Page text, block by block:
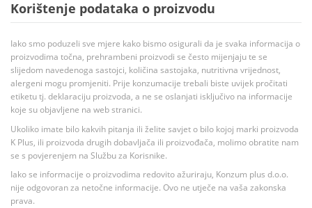
Korištenje podataka o proizvodu
Iako smo poduzeli sve mjere kako bismo osigurali da je svaka informacija o
proizvodima točna, prehrambeni proizvodi se često mijenjaju te se
slijedom navedenoga sastojci, količina sastojaka, nutritivna vrijednost,
alergeni mogu promjeniti. Prije konzumacije trebali biste uvijek pročitati
etiketu tj. deklaraciju proizvoda, a ne se oslanjati isključivo na informacije
koje su objavljene na web stranici.
Ukoliko imate bilo kakvih pitanja ili želite savjet o bilo kojoj marki proizvoda
K Plus, ili proizvoda drugih dobavljača ili proizvođača, molimo obratite nam
se s povjerenjem na Službu za Korisnike.
Iako se informacije o proizvodima redovito ažuriraju, Konzum plus d.o.o.
nije odgovoran za netočne informacije. Ovo ne utječe na vaša zakonska
prava.